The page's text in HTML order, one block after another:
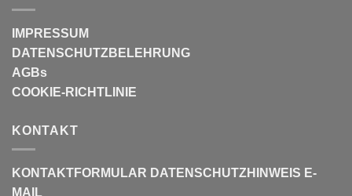
IMPRESSUM
DATENSCHUTZBELEHRUNG
AGBs
COOKIE-RICHTLINIE
KONTAKT
KONTAKTFORMULAR DATENSCHUTZHINWEIS E-
MAIL